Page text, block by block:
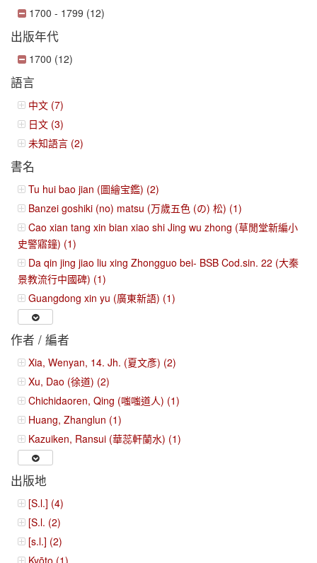
1700 - 1799 (12)
出版年代
1700 (12)
語言
中文 (7)
日文 (3)
未知語言 (2)
書名
Tu hui bao jian (圖繪宝鑑) (2)
Banzei goshiki (no) matsu (万歲五色 (の) 松) (1)
Cao xian tang xin bian xiao shi Jing wu zhong (草閒堂新編小
史警寤鐘) (1)
Da qin jing jiao liu xing Zhongguo bei- BSB Cod.sin. 22 (大秦
景教流行中國碑) (1)
Guangdong xin yu (廣東新語) (1)
作者 / 編者
Xia, Wenyan, 14. Jh. (夏文彥) (2)
Xu, Dao (徐道) (2)
Chichidaoren, Qing (嗤嗤道人) (1)
Huang, Zhanglun (1)
Kazuiken, Ransui (華蕊軒蘭水) (1)
出版地
[S.l.] (4)
[S.l. (2)
[s.l.] (2)